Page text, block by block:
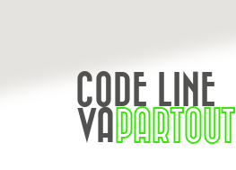
CODE LINE
VAPARTOUT